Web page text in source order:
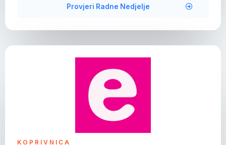
Provjeri Radne Nedjelje
KOPRIVNICA